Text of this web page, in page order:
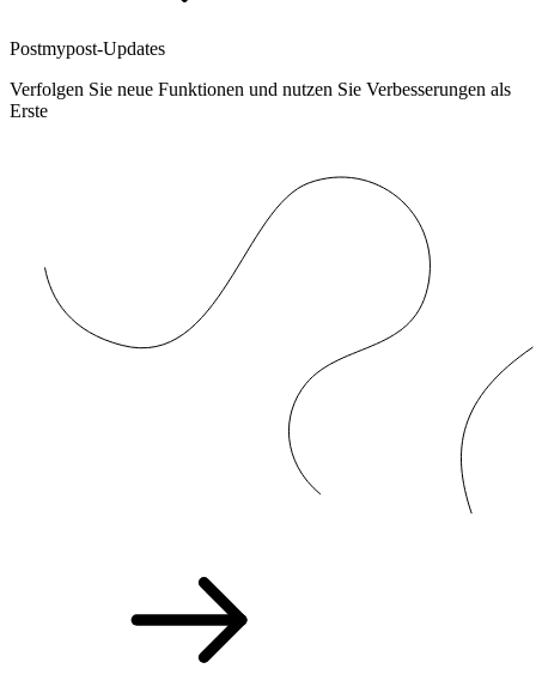
Postmypost-Updates
Verfolgen Sie neue Funktionen und nutzen Sie Verbesserungen als
Erste